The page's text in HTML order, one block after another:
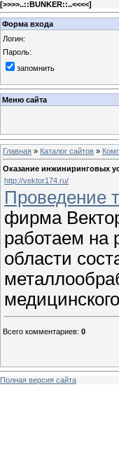
[>>>>..::BUNKER::..<<<<]
Форма входа
Логин:
Пароль:
запомнить
Меню сайта
Главная » Каталог сайтов »
Оказание инжиниринговых
http://vektor174.ru/
Проведение
фирма
работаем на
области
Всего комментариев: 0
Полная версия сайта